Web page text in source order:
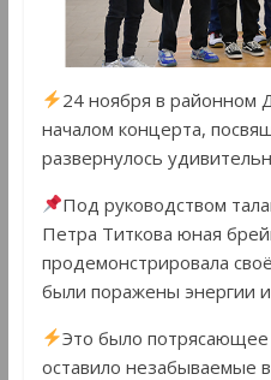
24 ноября в районном
началом концерта,
развернулось
Под руководством
Петра Титкова юная
продемонстрировала
были поражены энергии и
Это было
оставило незабываемые